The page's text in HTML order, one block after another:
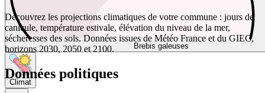
Brebis galeuses
Climat
Découvrez les projections climatiques de votre commune : jours de
canicule, température estivale, élévation du niveau de la mer,
sécheresses des sols. Données issues de Météo France et du GIEC,
horizons 2030, 2050 et 2100.
Données politiques